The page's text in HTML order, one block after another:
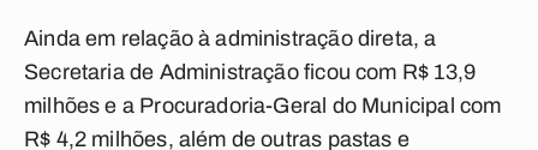
Ainda em relação à administração direta, a
Secretaria de Administração ficou com R$ 13,9
milhões e a Procuradoria-Geral do Municipal com
R$ 4,2 milhões, além de outras pastas e